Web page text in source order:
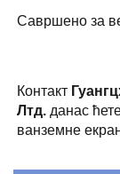
Савршено за
Контакт
Лтд. данас
ванземне